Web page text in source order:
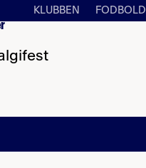
KLUBBEN